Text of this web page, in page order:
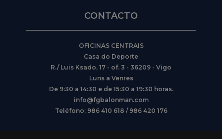
CONTACTO
OFICINAS CENTRAIS
Casa do Deporte
R./ Luis Ksado, 17 - of. 3 - 36209 - Vigo
Luns a Venres
De 9:30 a 14:30 e de 15:30 a 19:30 horas.
info@fgbalonman.com
Teléfono: 986 410 618 / 986 420 176